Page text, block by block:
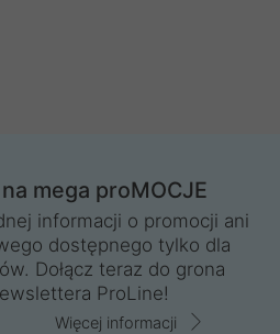
mega proMOCJE
informacji o promocji ani
dostępnego tylko dla
Dołącz teraz do grona
ProLine!
Więcej informacji